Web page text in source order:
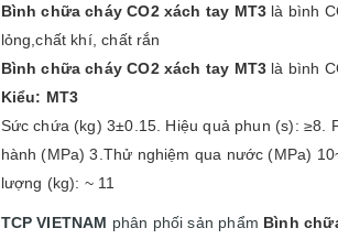
Bình chữa cháy CO2 xách tay MT3 là bình
lỏng,chất khí, chất rắn
Bình chữa cháy CO2 xách tay MT3 là bình
Kiểu: MT3
Sức chứa (kg) 3±0.15. Hiệu quả phun (s): ≥8.
hành (MPa) 3.Thử nghiệm qua nước (MPa)
lượng (kg): ~11
TCP VIETNAM phân phối sản phẩm Bình